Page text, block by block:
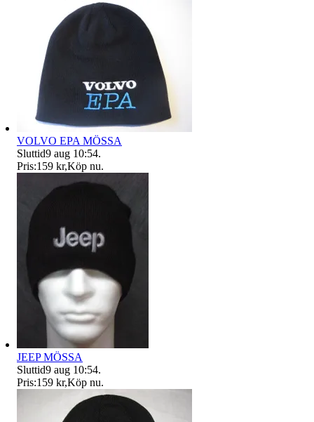
VOLVO EPA MÖSSA
Sluttid9 aug 10:54.
Pris:159 kr,Köp nu.
JEEP MÖSSA
Sluttid9 aug 10:54.
Pris:159 kr,Köp nu.